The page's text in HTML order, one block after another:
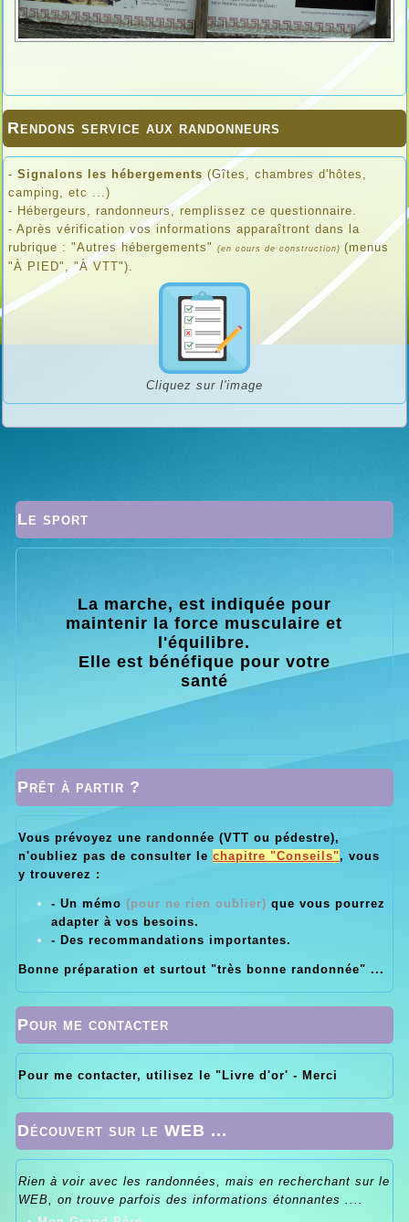
Rendons service aux randonneurs
- Signalons les hébergements (Gîtes, chambres d'hôtes,
camping, etc ...)
- Hébergeurs, randonneurs, remplissez ce questionnaire.
- Après vérification vos informations apparaîtront dans la
rubrique : "Autres hébergements"
(en cours de construction) (menus
"À PIED", "À VTT").
Cliquez sur l'image
Le sport
La marche, est indiquée pour
maintenir la force musculaire et
l'équilibre.
Elle est bénéfique pour votre
santé
Prêt à partir ?
Vous prévoyez une randonnée (VTT ou pédestre),
n'oubliez pas de consulter le chapitre "Conseils", vous
y trouverez :
- Un mémo (pour ne rien oublier) que vous pourrez
adapter à vos besoins.
- Des recommandations importantes.
Bonne préparation et surtout "très bonne randonnée" ...
Pour me contacter
Pour me contacter, utilisez le "Livre d'or' - Merci
Découvert sur le WEB ...
Rien à voir avec les randonnées, mais en recherchant sur le
WEB, on trouve parfois des informations étonnantes ....